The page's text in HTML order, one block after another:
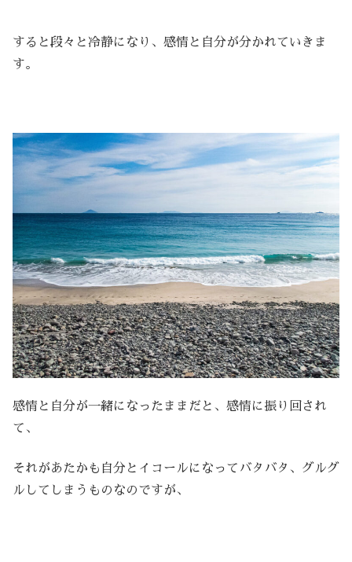
すると段々と冷静になり、感情と自分が分かれていきま
す。
感情と自分が一緒になったままだと、感情に振り回され
て、
それがあたかも自分とイコールになってバタバタ、グルグ
ルしてしまうものなのですが、